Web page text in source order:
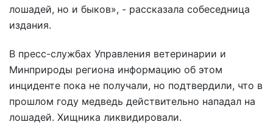
лошадей, но и быков», - рассказала собеседница
издания.
В пресс-службах Управления ветеринарии и
Минприроды региона информацию об этом
инциденте пока не получали, но подтвердили, что в
прошлом году медведь действительно нападал на
лошадей. Хищника ликвидировали.